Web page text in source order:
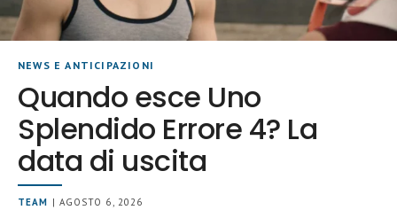
NEWS E ANTICIPAZIONI
Quando esce Uno
Splendido Errore 4? La
data di uscita
TEAM | AGOSTO 6, 2026